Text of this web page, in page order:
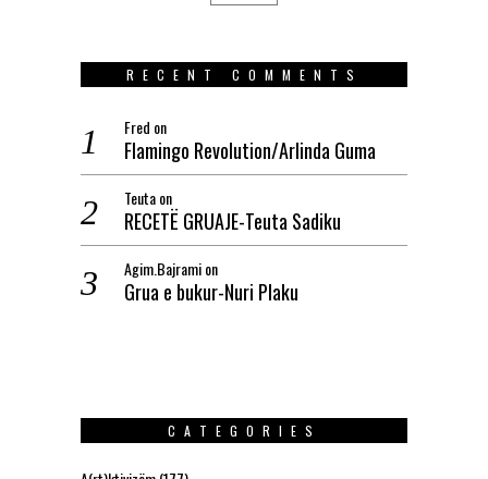
RECENT COMMENTS
Fred on
Flamingo Revolution/Arlinda Guma
Teutaon
RECETË GRUAJE-Teuta Sadiku
Agim.Bajramion
Grua e bukur-Nuri Plaku
CATEGORIES